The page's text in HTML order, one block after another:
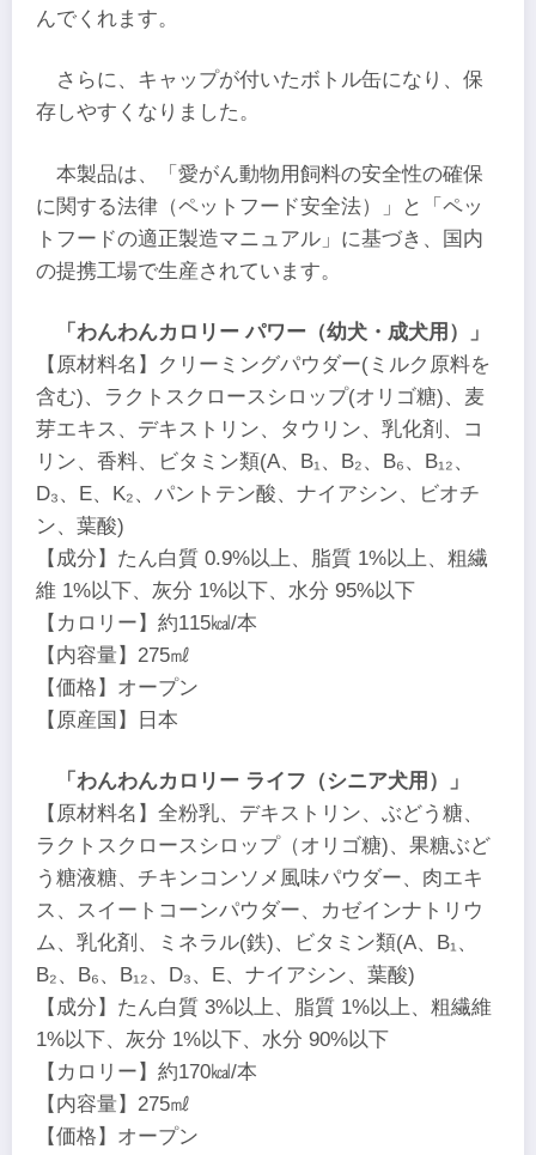
んでくれます。
さらに、キャップが付いたボトル缶になり、保
存しやすくなりました。
本製品は、「愛がん動物用飼料の安全性の確保
に関する法律（ペットフード安全法）」と「ペッ
トフードの適正製造マニュアル」に基づき、国内
の提携工場で生産されています。
「わんわんカロリー パワー（幼犬・成犬用）」
【原材料名】クリーミングパウダー(ミルク原料を
含む)、ラクトスクロースシロップ(オリゴ糖)、麦
芽エキス、デキストリン、タウリン、乳化剤、コ
リン、香料、ビタミン類(A、B₁、B₂、B₆、B₁₂、
D₃、E、K₂、パントテン酸、ナイアシン、ビオチ
ン、葉酸)
【成分】たん白質 0.9%以上、脂質 1%以上、粗繊
維 1%以下、灰分 1%以下、水分 95%以下
【カロリー】約115㎉/本
【内容量】275㎖
【価格】オープン
【原産国】日本
「わんわんカロリー ライフ（シニア犬用）」
【原材料名】全粉乳、デキストリン、ぶどう糖、
ラクトスクロースシロップ（オリゴ糖)、果糖ぶど
う糖液糖、チキンコンソメ風味パウダー、肉エキ
ス、スイートコーンパウダー、カゼインナトリウ
ム、乳化剤、ミネラル(鉄)、ビタミン類(A、B₁、
B₂、B₆、B₁₂、D₃、E、ナイアシン、葉酸)
【成分】たん白質 3%以上、脂質 1%以上、粗繊維
1%以下、灰分 1%以下、水分 90%以下
【カロリー】約170㎉/本
【内容量】275㎖
【価格】オープン